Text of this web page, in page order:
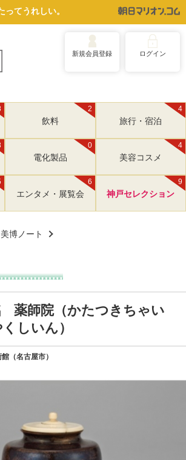
ってうれしい。
新規会員登録 ログイン
2
飲料
4
旅行・宿泊
0
電化製品
4
美容コスメ
6
エンタメ・展覧会
9
神戸セレクション
美博ノート
師院（かたつきちゃい
しいん）
（名古屋市）